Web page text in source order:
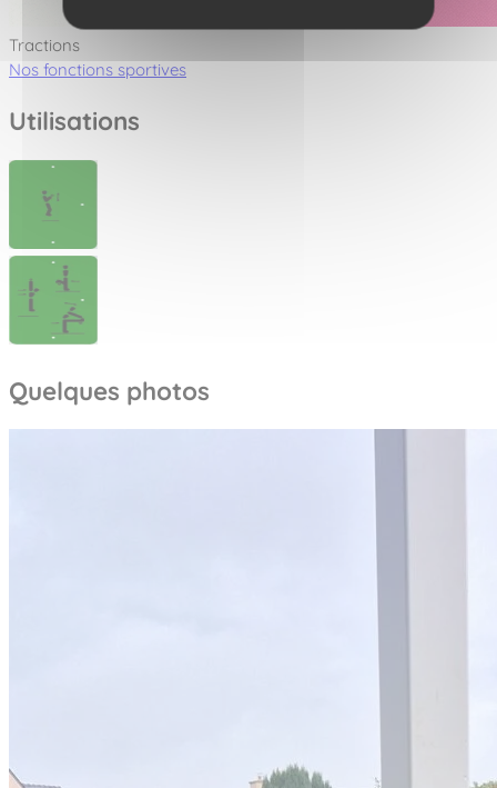
Tractions
Nos fonctions sportives
Utilisations
Quelques photos